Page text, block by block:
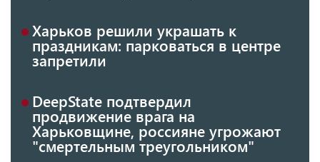
Харьков решили украшать к
праздникам: парковаться в центре
запретили
DeepState подтвердил
продвижение врага на
Харьковщине, россияне угрожают
"смертельным треугольником"